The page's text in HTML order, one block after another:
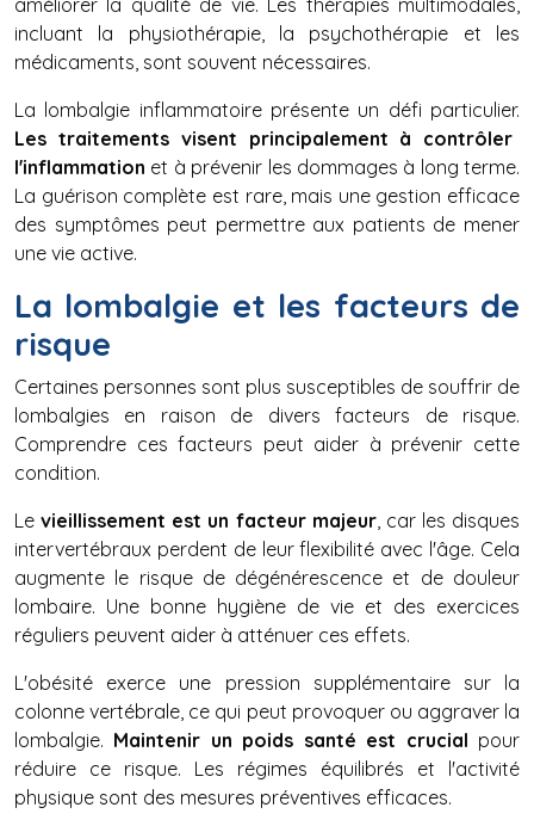
améliorer la qualité de vie. Les thérapies multimodales,
incluant la physiothérapie, la psychothérapie et les
médicaments, sont souvent nécessaires.
La lombalgie inflammatoire présente un défi particulier.
Les traitements visent principalement à contrôler
l'inflammation et à prévenir les dommages à long terme.
La guérison complète est rare, mais une gestion efficace
des symptômes peut permettre aux patients de mener
une vie active.
La lombalgie et les facteurs de
risque
Certaines personnes sont plus susceptibles de souffrir de
lombalgies en raison de divers facteurs de risque.
Comprendre ces facteurs peut aider à prévenir cette
condition.
Levieillissement est un facteur majeur, car les disques
intervertébraux perdent de leur flexibilité avec l'âge. Cela
augmente le risque de dégénérescence et de douleur
lombaire. Une bonne hygiène de vie et des exercices
réguliers peuvent aider à atténuer ces effets.
L'obésité exerce une pression supplémentaire sur la
colonne vertébrale, ce qui peut provoquer ou aggraver la
lombalgie. Maintenir un poids santé est crucial pour
réduire ce risque. Les régimes équilibrés et l'activité
physique sont des mesures préventives efficaces.